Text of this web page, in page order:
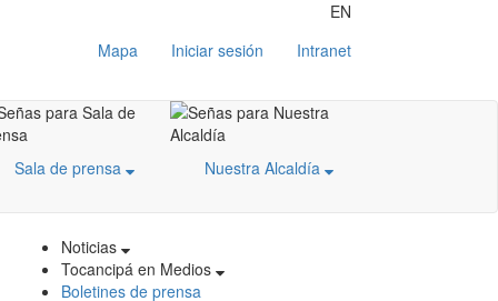
EN
Mapa
Iniciar sesión Intranet
Sala de prensa
Nuestra Alcaldía
Noticias
Tocancipá en Medios
Boletines de prensa